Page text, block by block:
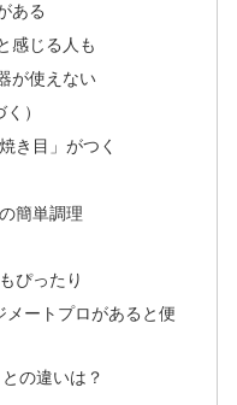
ある
感じる人も
が使えない
）
き目」がつく
簡単調理
ぴったり
メートプロがあると便
の違いは？